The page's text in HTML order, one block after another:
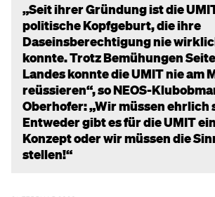
„Seit ihrer Gründung ist die
politische Kopfgeburt, die ihre
Daseinsberechtigung nie
konnte. Trotz Bemühungen
Landes konnte die UMIT nie am
reüssieren“, so NEOS-
Oberhofer: „Wir müssen ehrlich
Entweder gibt es für die UMIT
Konzept oder wir müssen die
stellen!“